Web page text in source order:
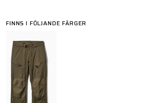
FINNS I FÖLJANDE FÄRGER